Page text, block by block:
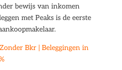
bewijs van inkomen
met Peaks is de eerste
Bkr | Beleggingen in